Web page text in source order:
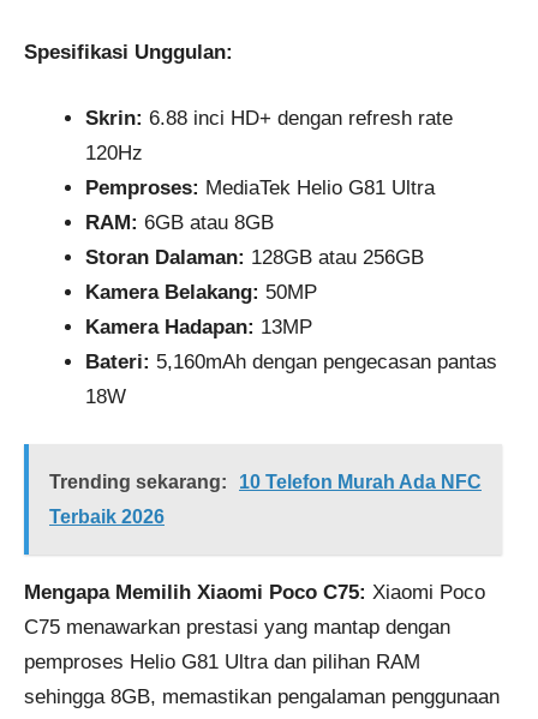
Spesifikasi Unggulan:
Skrin: 6.88 inci HD+ dengan refresh rate
120Hz
Pemproses: MediaTek Helio G81 Ultra
RAM: 6GB atau 8GB
Storan Dalaman: 128GB atau 256GB
Kamera Belakang: 50MP
Kamera Hadapan: 13MP
Bateri: 5,160mAh dengan pengecasan pantas
18W
Trending sekarang:
10 Telefon Murah Ada NFC
Terbaik 2026
Mengapa Memilih Xiaomi Poco C75: Xiaomi Poco
C75 menawarkan prestasi yang mantap dengan
pemproses Helio G81 Ultra dan pilihan RAM
sehingga 8GB, memastikan pengalaman penggunaan